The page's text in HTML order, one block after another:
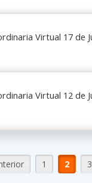
Virtual 17 de
Virtual 12 de
1 2 3